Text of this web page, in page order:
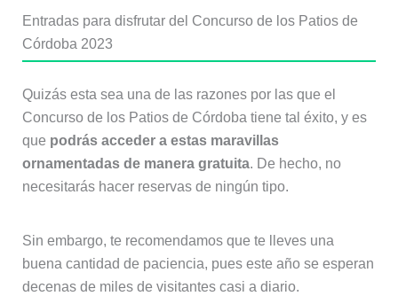
Entradas para disfrutar del Concurso de los Patios de
Córdoba 2023
Quizás esta sea una de las razones por las que el
Concurso de los Patios de Córdoba tiene tal éxito, y es
que podrás acceder a estas maravillas
ornamentadas de manera gratuita. De hecho, no
necesitarás hacer reservas de ningún tipo.
Sin embargo, te recomendamos que te lleves una
buena cantidad de paciencia, pues este año se esperan
decenas de miles de visitantes casi a diario.